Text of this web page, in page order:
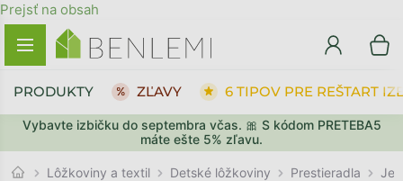
Prejsť na obsah
Vybavte izbičku do septembra včas. 🎀 S kódom PRETEBA5
máte ešte 5% zľavu.
PRODUKTY ZĽAVY 6 TIPOV PRE REŠTART
Lôžkoviny a textil Detské lôžkoviny Prestieradla
SPÄŤ DO OBCHODU PREJSŤ DO KOŠÍKA
SPÄŤ DO OBCHODU PREJSŤ DO KOŠÍKA